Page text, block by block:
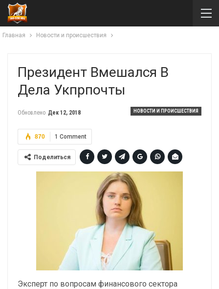
Главная Новости и происшествия
Президент Вмешался В
Дела Укпрпочты
НОВОСТИ И ПРОИСШЕСТВИЯ
Обновлено Дек 12, 2018
1 Comment
870
Поделиться
Эксперт по вопросам финансового сектора